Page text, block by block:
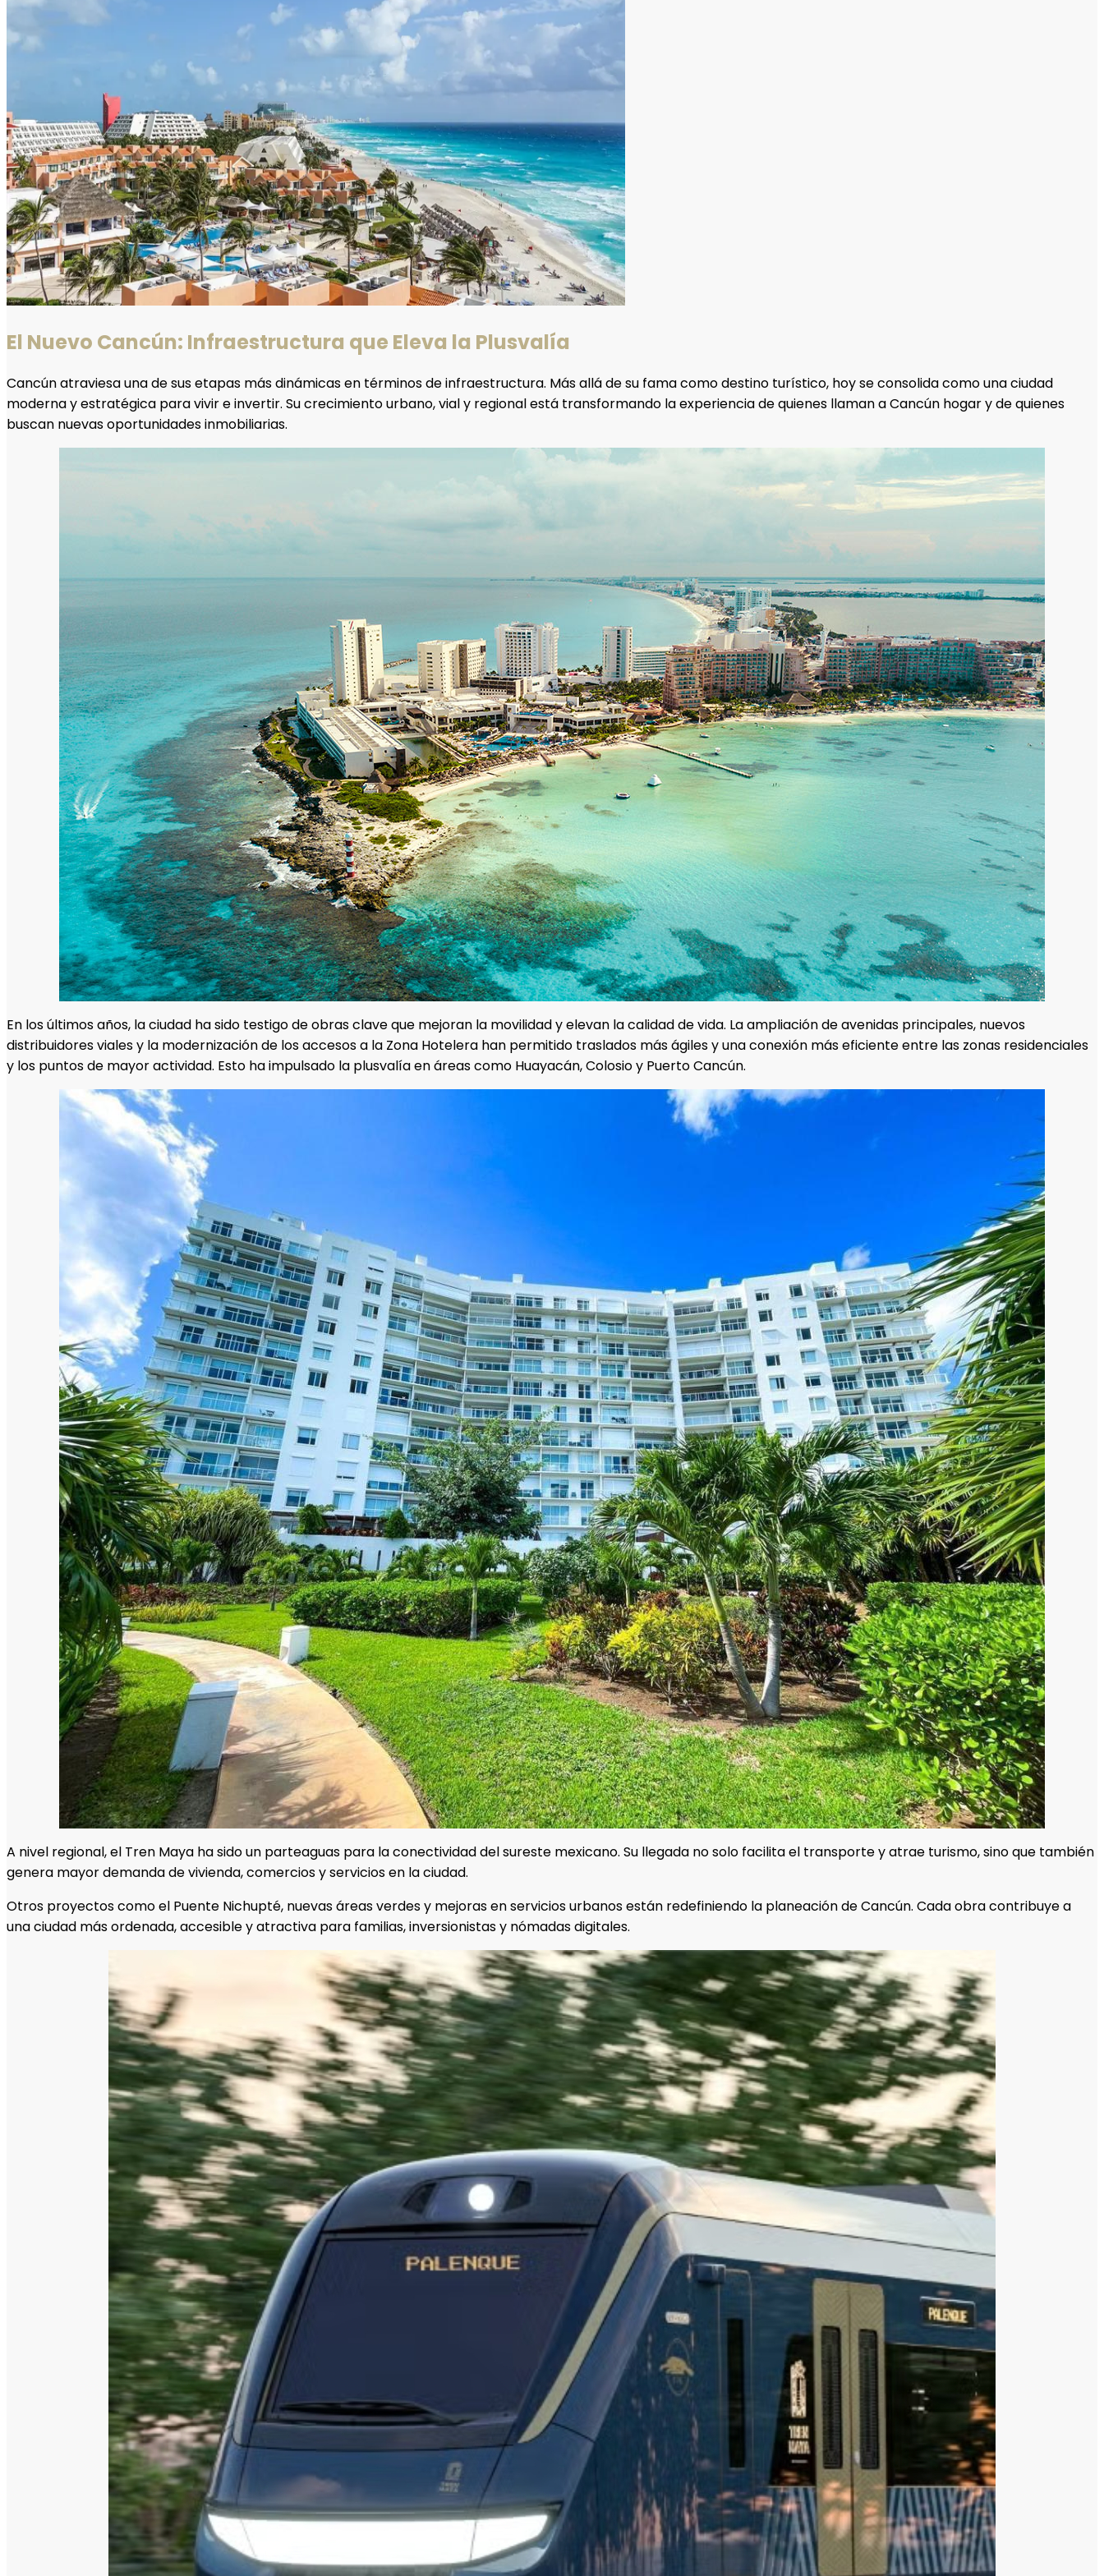
El Nuevo Cancún: Infraestructura que Eleva la Plusvalía
Cancún atraviesa una de sus etapas más dinámicas en términos de infraestructura. Más allá de su fama como destino turístico, hoy se consolida como una ciudad
moderna y estratégica para vivir e invertir. Su crecimiento urbano, vial y regional está transformando la experiencia de quienes llaman a Cancún hogar y de quienes
buscan nuevas oportunidades inmobiliarias.
En los últimos años, la ciudad ha sido testigo de obras clave que mejoran la movilidad y elevan la calidad de vida. La ampliación de avenidas principales, nuevos
distribuidores viales y la modernización de los accesos a la Zona Hotelera han permitido traslados más ágiles y una conexión más eficiente entre las zonas residenciales
y los puntos de mayor actividad. Esto ha impulsado la plusvalía en áreas como Huayacán, Colosio y Puerto Cancún.
A nivel regional, el Tren Maya ha sido un parteaguas para la conectividad del sureste mexicano. Su llegada no solo facilita el transporte y atrae turismo, sino que también
genera mayor demanda de vivienda, comercios y servicios en la ciudad.
Otros proyectos como el Puente Nichupté, nuevas áreas verdes y mejoras en servicios urbanos están redefiniendo la planeación de Cancún. Cada obra contribuye a
una ciudad más ordenada, accesible y atractiva para familias, inversionistas y nómadas digitales.